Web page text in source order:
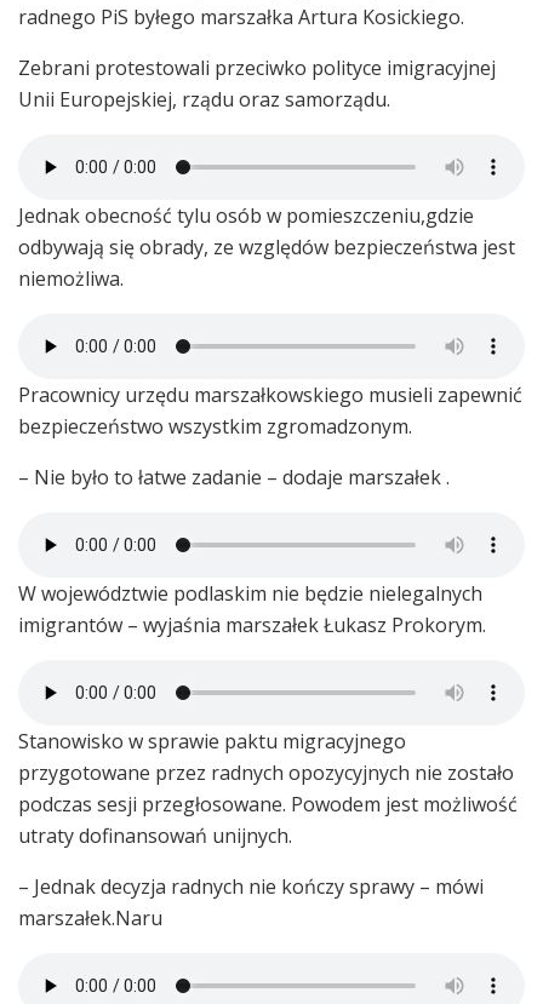
radnego PiS byłego marszałka Artura Kosickiego.
Zebrani protestowali przeciwko polityce imigracyjnej
Unii Europejskiej, rządu oraz samorządu.
Jednak obecność tylu osób w pomieszczeniu,gdzie
odbywają się obrady, ze względów bezpieczeństwa jest
niemożliwa.
Pracownicy urzędu marszałkowskiego musieli zapewnić
bezpieczeństwo wszystkim zgromadzonym.
– Nie było to łatwe zadanie – dodaje marszałek .
W województwie podlaskim nie będzie nielegalnych
imigrantów – wyjaśnia marszałek Łukasz Prokorym.
Stanowisko w sprawie paktu migracyjnego
przygotowane przez radnych opozycyjnych nie zostało
podczas sesji przegłosowane. Powodem jest możliwość
utraty dofinansowań unijnych.
– Jednak decyzja radnych nie kończy sprawy – mówi
marszałek.Naru